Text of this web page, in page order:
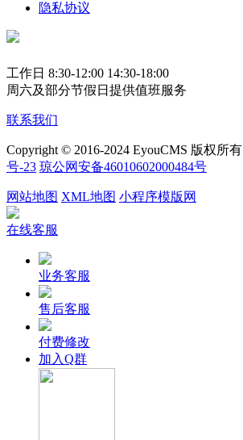
隐私协议
工作日 8:30-12:00 14:30-18:00
周六及部分节假日提供值班服务
联系我们
Copyright © 2016-2024 EyouCMS 版权所有
号-23 琼公网安备46010602000484号
网站地图 XML地图 小程序模版网
在线客服
业务客服
售后客服
付费修改
加入Q群